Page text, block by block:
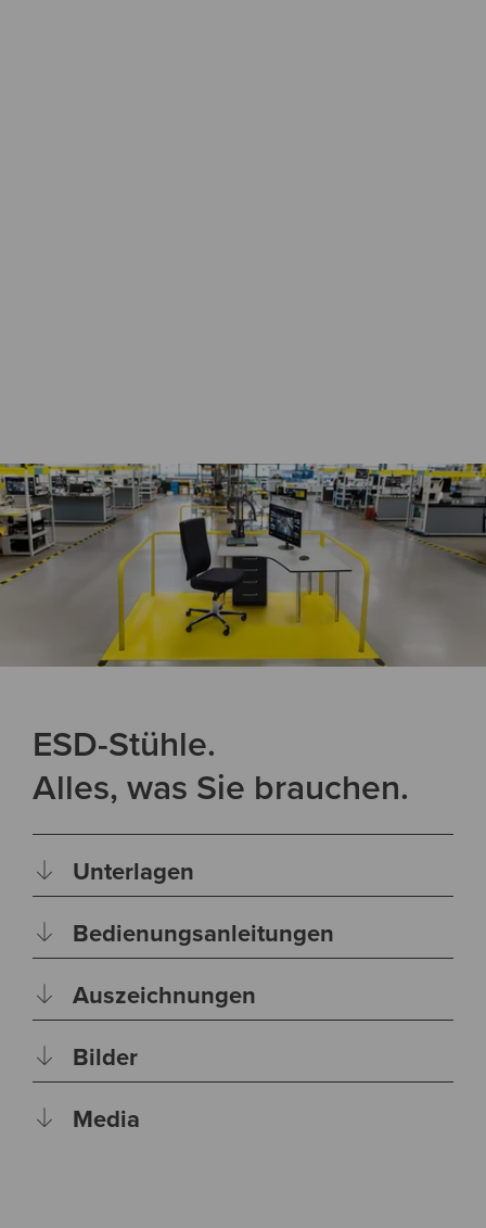
ESD-Stühle.
Alles, was Sie brauchen.
Unterlagen
Bedienungsanleitungen
Auszeichnungen
Bilder
Media